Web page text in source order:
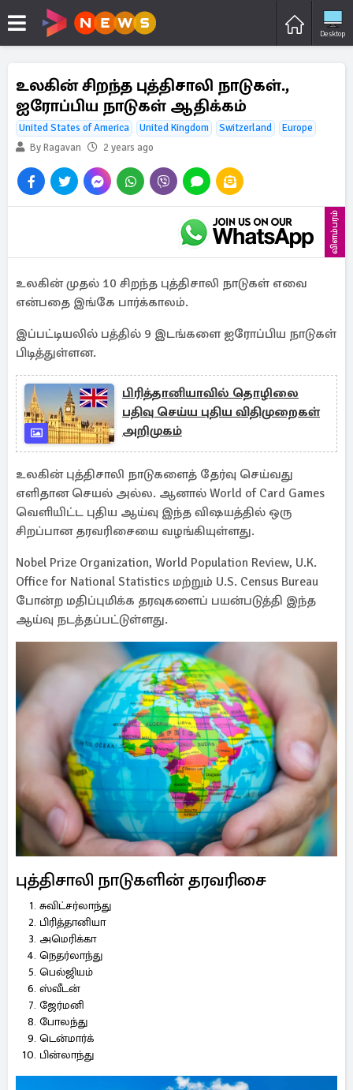
Desktop
உலகின் சிறந்த புத்திசாலி நாடுகள்.,
ஐரோப்பிய நாடுகள் ஆதிக்கம்
United States of America United Kingdom Switzerland
Europe
By Ragavan
2 years ago
விளம்பரம்
உலகின் முதல் 10 சிறந்த புத்திசாலி நாடுகள் எவை
என்பதை இங்கே பார்க்காலம்.
இப்பட்டியலில் பத்தில் 9 இடங்களை ஐரோப்பிய நாடுகள்
பிடித்துள்ளன.
பிரித்தானியாவில் தொழிலை
பதிவு செய்ய புதிய விதிமுறைகள்
அறிமுகம்
உலகின் புத்திசாலி நாடுகளைத் தேர்வு செய்வது
எளிதான செயல் அல்ல. ஆனால் World of Card Games
வெளியிட்ட புதிய ஆய்வு இந்த விஷயத்தில் ஒரு
சிறப்பான தரவரிசையை வழங்கியுள்ளது.
Nobel Prize Organization, World Population Review, U.K.
Office for National Statistics மற்றும் U.S. Census Bureau
போன்ற மதிப்புமிக்க தரவுகளைப் பயன்படுத்தி இந்த
ஆய்வு நடத்தப்பட்டுள்ளது.
புத்திசாலி நாடுகளின் தரவரிசை
சுவிட்சர்லாந்து
பிரித்தானியா
அமெரிக்கா
நெதர்லாந்து
பெல்ஜியம்
ஸ்வீடன்
ஜேர்மனி
போலந்து
டென்மார்க்
பின்லாந்து